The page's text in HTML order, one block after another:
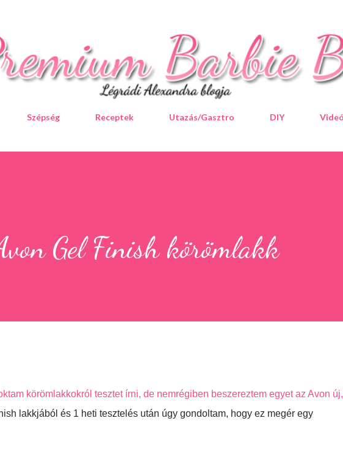
Szépség Receptek Utazás/Gasztro DIY
Gel Finish körömlakk
körömlakkokról tesztet írni, de nemrégiben beszereztem egyet az Avon új,
lakkjából és 1 heti tesztelés után úgy gondoltam, hogy ez megér egy